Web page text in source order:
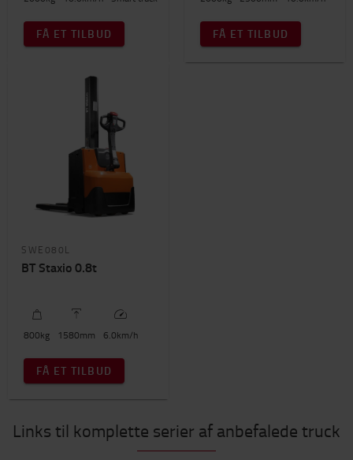
FÅ ET TILBUD FÅ ET TILBUD
SWE080L
BT Staxio 0.8t
800kg 1580mm 6.0km/h
FÅ ET TILBUD
Links til komplette serier af anbefalede truck